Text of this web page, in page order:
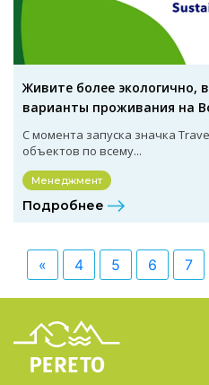
Живите более экологично,
варианты проживания на
С момента запуска значка
объектов по всему...
Менеджмент
Подробнее
« 4 5 6 7